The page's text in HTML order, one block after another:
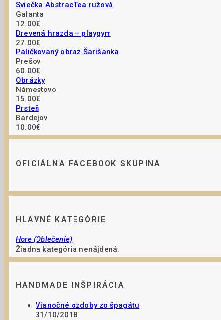
Sviečka AbstracTea ružová
Galanta
12.00€
Drevená hrazda – playgym
27.00€
Paličkovaný obraz Šarišanka
Prešov
60.00€
Obrázky
Námestovo
15.00€
Prsteň
Bardejov
10.00€
OFICIÁLNA FACEBOOK SKUPINA
HLAVNÉ KATEGÓRIE
Hore (Oblečenie)
Žiadna kategória nenájdená.
HANDMADE INŠPIRÁCIA
Vianočné ozdoby zo špagátu
31/10/2018